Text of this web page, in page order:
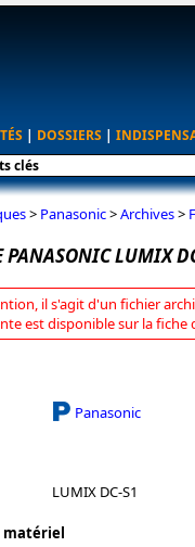
| DOSSIERS |
> Panasonic>Archives>
PANASONIC LUMIX
il s'agit d'un fichier
est disponible sur la fiche
Panasonic
LUMIX DC-S1
matériel